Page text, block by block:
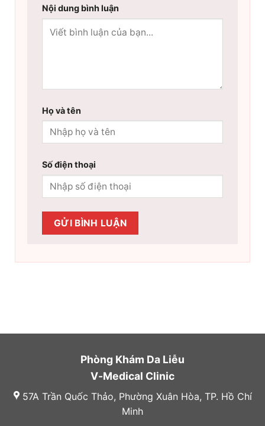
Nội dung bình luận
Họ và tên
Số điện thoại
Phòng Khám Da Liễu
V-Medical Clinic
57A Trần Quốc Thảo, Phường Xuân Hòa, TP. Hồ Chí
Minh